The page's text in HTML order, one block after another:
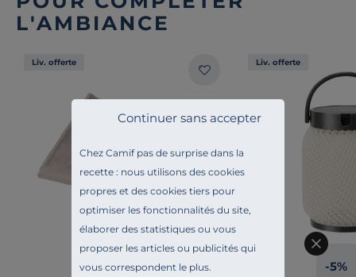
Chez Camif pas de surprise dans la
recette : nous utilisons des cookies
propres et des cookies tiers pour
optimiser les fonctionnalités du site,
élaborer des statistiques ou vous
proposer les articles ou publicités qui
vous correspondent le plus.
Continuer sans accepter
L'AMBIANCE
Liv. offerte Liv. offerte
-5%